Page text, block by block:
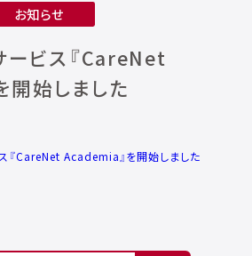
お知らせ
ビス『CareNet
始しました
『CareNet Academia』を開始しました